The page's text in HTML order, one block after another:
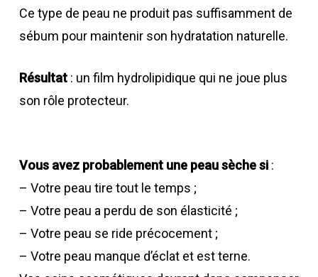
Ce type de peau ne produit pas suffisamment de
sébum pour maintenir son hydratation naturelle.
Résultat: un film hydrolipidique qui ne joue plus
son rôle protecteur.
Vous avez probablement une peau sèche si :
– Votre peau tire tout le temps ;
– Votre peau a perdu de son élasticité ;
– Votre peau se ride précocement ;
– Votre peau manque d’éclat et est terne.